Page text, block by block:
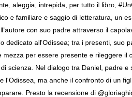
aleggia, intrepida, per tutto il libro,
e familiare e saggio di letteratura, un
con suo padre attraverso il
dedicato all'Odissea; tra i presenti, suo
mezza per essere presente e rileggere il
scienza. Nel dialogo tra Daniel, padre
l'Odissea, ma anche il confronto di un
Presto la recensione di